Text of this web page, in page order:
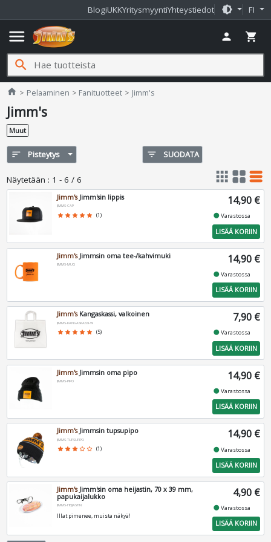
BlogiUKKYritysmyyntiYhteystiedot brightness_medium FI
menu person shopping_cart
search
home Jimms.fi
Pelaaminen Fanituotteet Jimm's
Jimm's
Muut
sort Pisteytys filter_list SUODATA
Näytetään : 1 - 6 / 6 apps grid_view table_rows
Jimm'sJimm'sin lippis
JIMMS-CAP
star star star star star (1)
14,90 €
fiber_manual_recordVarastossa
LISÄÄ KORIIN
Jimm'sJimmsin oma tee-/kahvimuki
JIMMS-MUG 14,90 €
fiber_manual_recordVarastossa
LISÄÄ KORIIN
Jimm'sKangaskassi, valkoinen
JIMMS-KANGASKASSI-W
star star star star star (5)
7,90 €
fiber_manual_recordVarastossa
LISÄÄ KORIIN
Jimm'sJimmsin oma pipo
JIMMS-PIPO 14,90 €
fiber_manual_recordVarastossa
LISÄÄ KORIIN
Jimm'sJimmsin tupsupipo
JIMMS-TUPSUPIPO
star star star star_border star_border (1)
14,90 €
fiber_manual_recordVarastossa
LISÄÄ KORIIN
Jimm'sJimm'sin oma heijastin, 70 x 39 mm,
papukaijalukko
JIMMS-HEIJASTIN
Illat pimenee, muista näkyä!
4,90 €
fiber_manual_recordVarastossa
LISÄÄ KORIIN